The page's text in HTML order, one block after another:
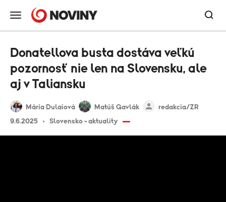
Mária Dulaiová Matúš Gavlák
redakcia/ZR
9.6.2025
Slovensko - aktuality
Donatellova busta dostáva veľkú
pozornosť nie len na Slovensku, ale
aj v Taliansku